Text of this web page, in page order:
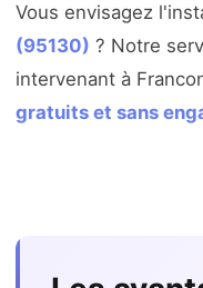
Vous envisagez
(95130) ? Notre
intervenant à
gratuits et sans